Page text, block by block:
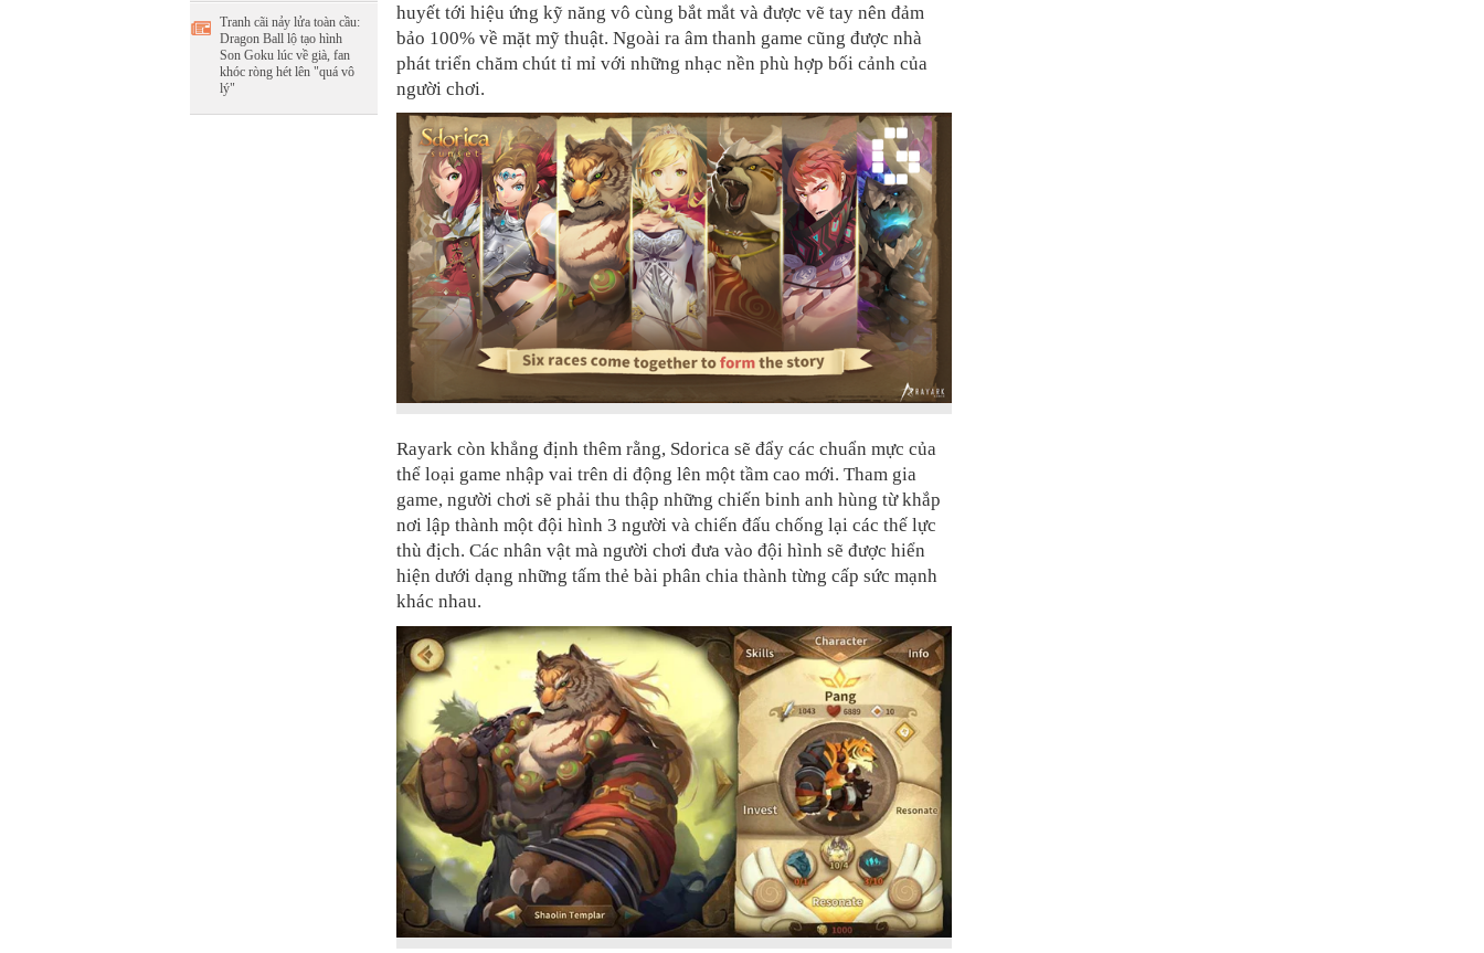
Tranh cãi nảy lửa toàn cầu:
Dragon Ball lộ tạo hình
Son Goku lúc về già, fan
khóc ròng hét lên "quá vô
lý"
huyết tới hiệu ứng kỹ năng vô cùng bắt mắt và được vẽ tay nên đảm
bảo 100% về mặt mỹ thuật. Ngoài ra âm thanh game cũng được nhà
phát triển chăm chút tỉ mỉ với những nhạc nền phù hợp bối cảnh của
người chơi.
Rayark còn khẳng định thêm rằng, Sdorica sẽ đẩy các chuẩn mực của
thể loại game nhập vai trên di động lên một tầm cao mới. Tham gia
game, người chơi sẽ phải thu thập những chiến binh anh hùng từ khắp
nơi lập thành một đội hình 3 người và chiến đấu chống lại các thế lực
thù địch. Các nhân vật mà người chơi đưa vào đội hình sẽ được hiển
hiện dưới dạng những tấm thẻ bài phân chia thành từng cấp sức mạnh
khác nhau.